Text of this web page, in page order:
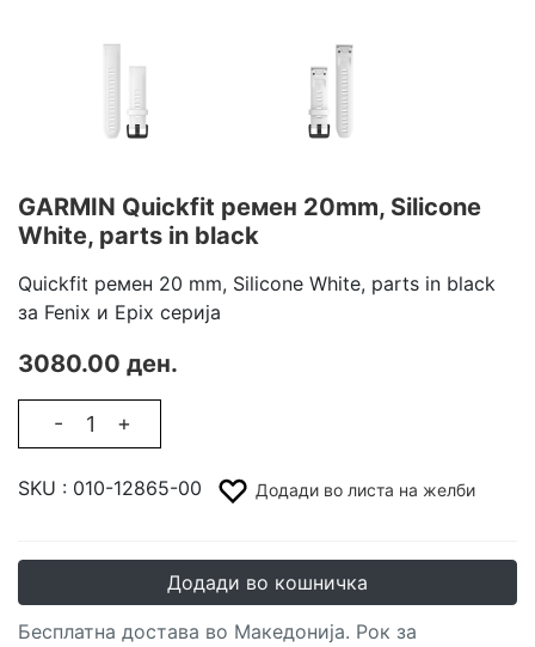
GARMIN Quickfit ремен 20mm, Silicone
White, parts in black
Quickfit ремен 20 mm, Silicone White, parts in black
за Fenix и Epix серија
3080.00 ден.
- +
SKU : 010-12865-00 Додади во листа на желби
Додади во кошничка
Бесплатна достава во Македонија. Рок за